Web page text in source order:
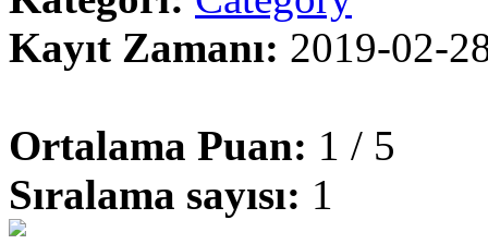
Kayıt Zamanı: 2019-02-
Ortalama Puan: 1 / 5
Sıralama sayısı: 1